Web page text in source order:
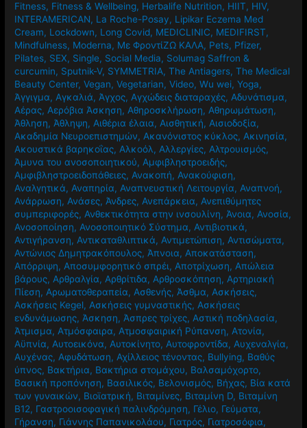
Fitness, Fitness & Wellbeing, Herbalife Nutrition, HIIT, HIV,
INTERAMERICAN, La Roche-Posay, Lipikar Eczema Med
Cream, Lockdown, Long Covid, MEDICLINIC, MEDIFIRST,
Mindfulness, Moderna, Mε ΦροντίΖΩ ΚΑΛΑ, Pets, Pfizer,
Pilates, SEX, Single, Social Media, Solumag Saffron &
curcumin, Sputnik-V, SYMMETRIA,The Antiagers,The Medical
Beauty Center,Vegan,Vegetarian,Video,Wu wei,Yoga,
Άγγιγμα,Αγκαλιά,Άγχος,Αγχώδεις διαταραχές,Αδυνάτισμα,
Αέρας,Αερόβια Άσκηση,Αθηροσκλήρωση,Αθηρωμάτωση,
Άθληση,Άθληψη,Αιθέρια έλαια,Αισθητική,Αισιοδοξία,
Ακαδημία Νευροεπιστημών,Ακανόνιστος κύκλος,Ακινησία,
Ακουστικά βαρηκοΐας,Αλκοόλ,Αλλεργίες,Αλτρουισμός,
Άμυνα του ανοσοποιητικού,Αμφιβληστροειδής,
Αμφιβληστροειδοπάθειες,Ανακοπή,Ανακούφιση,
Αναλγητικά,Αναπηρία,Αναπνευστική Λειτουργία,Αναπνοή,
Ανάρρωση,Ανάσες,Άνδρες,Ανεπάρκεια,Ανεπιθύμητες
συμπεριφορές,Ανθεκτικότητα στην ινσουλίνη,Άνοια,Ανοσία,
Ανοσοποίηση,Ανοσοποιητικό Σύστημα,Αντιβιοτικά,
Αντιγήρανση,Αντικαταθλιπτικά,Αντιμετώπιση,Αντισώματα,
Αντώνιος Δημητρακόπουλος,Άπνοια,Αποκατάσταση,
Απόρριψη,Αποσυμφορητικό σπρέι,Αποτρίχωση,Απώλεια
βάρους,Αρθραλγία,Αρθρίτιδα,Αρθροσκόπηση,Αρτηριακή
Πίεση,Αρωματοθεραπεία,Ασθενής,Άσθμα,Ασκήσεις,
Ασκήσεις Kegel,Ασκήσεις γυμναστικής,Ασκήσεις
ενδυνάμωσης,Άσκηση,Άσπρες τρίχες,Αστική ποδηλασία,
Άτμισμα,Ατμόσφαιρα,Ατμοσφαιρική Ρύπανση,Ατονία,
Αϋπνία,Αυτοεικόνα,Αυτοκίνητο,Αυτοφροντίδα,Αυχεναλγία,
Αυχένας,Αφυδάτωση,Αχίλλειος τένοντας, Βullying, Βαθύς
ύπνος, Βακτήρια, Βακτήρια στομάχου, Βαλσαμόχορτο,
Βασική προπόνηση, Βασιλικός, Βελονισμός, Βήχας, Βία κατά
των γυναικών, Βιοϊατρική, Βιταμίνες, Βιταμίνη D, Βιταμίνη
Β12, Γαστροοισοφαγική παλινδρόμηση, Γέλιο, Γεύματα,
Γήρανση, Γιάννης Παπανικολάου, Γιατρός, Γιατροσόφια,